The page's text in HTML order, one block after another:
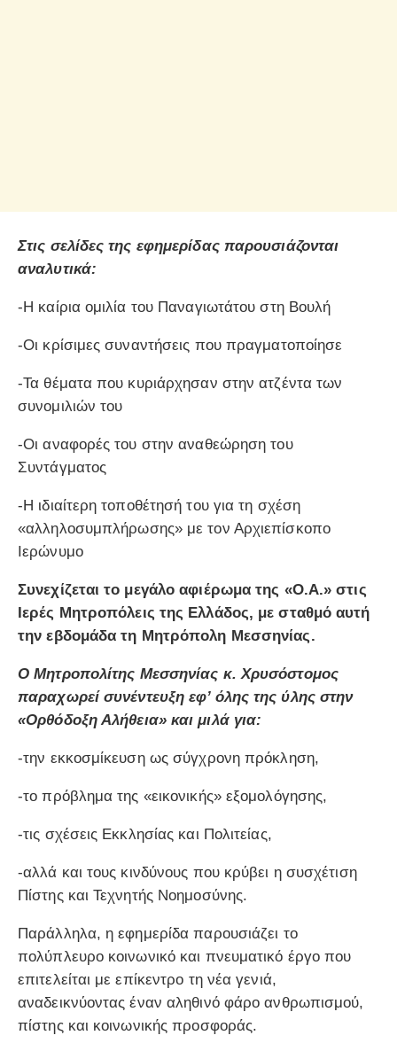
Στις σελίδες της εφημερίδας παρουσιάζονται
αναλυτικά:
-Η καίρια ομιλία του Παναγιωτάτου στη Βουλή
-Οι κρίσιμες συναντήσεις που πραγματοποίησε
-Τα θέματα που κυριάρχησαν στην ατζέντα των
συνομιλιών του
-Οι αναφορές του στην αναθεώρηση του
Συντάγματος
-Η ιδιαίτερη τοποθέτησή του για τη σχέση
«αλληλοσυμπλήρωσης» με τον Αρχιεπίσκοπο
Ιερώνυμο
Συνεχίζεται το μεγάλο αφιέρωμα της «Ο.Α.» στις
Ιερές Μητροπόλεις της Ελλάδος, με σταθμό αυτή
την εβδομάδα τη Μητρόπολη Μεσσηνίας.
Ο Μητροπολίτης Μεσσηνίας κ. Χρυσόστομος
παραχωρεί συνέντευξη εφ’ όλης της ύλης στην
«Ορθόδοξη Αλήθεια» και μιλά για:
-την εκκοσμίκευση ως σύγχρονη πρόκληση,
-το πρόβλημα της «εικονικής» εξομολόγησης,
-τις σχέσεις Εκκλησίας και Πολιτείας,
-αλλά και τους κινδύνους που κρύβει η συσχέτιση
Πίστης και Τεχνητής Νοημοσύνης.
Παράλληλα, η εφημερίδα παρουσιάζει το
πολύπλευρο κοινωνικό και πνευματικό έργο που
επιτελείται με επίκεντρο τη νέα γενιά,
αναδεικνύοντας έναν αληθινό φάρο ανθρωπισμού,
πίστης και κοινωνικής προσφοράς.